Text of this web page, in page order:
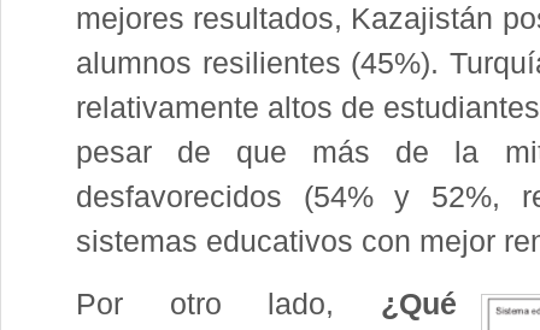
mejores resultados, Kazajistán
alumnos resilientes (45%).
relativamente altos de
pesar de que más de la
desfavorecidos (54% y 52%,
sistemas educativos con mejor
Por otro lado, ¿Qué